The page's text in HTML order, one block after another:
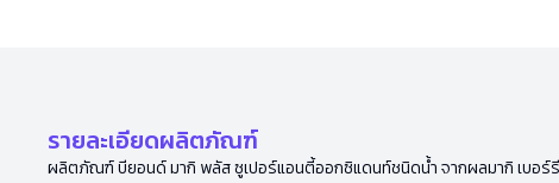
รายละเอียดผลิตภัณฑ์
ผลิตภัณฑ์ บียอนด์ มากิ พลัส ซูเปอร์แอนตี้ออกซิแดนท์ชนิดน้ำ จากผลมากิ เบอร์